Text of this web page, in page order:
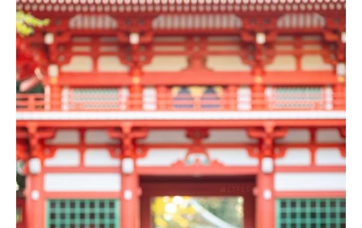
【 お申し込み 】
LINEから「ライフブック希望」と
かんたんお申し込みください。
＊サイズやページ数など不明な方もお気軽にご相談を◎
→ LINEのお友だちに追加はこちら
お友だち追加後、トーク画面で直接お問い合わせ下さい。
All